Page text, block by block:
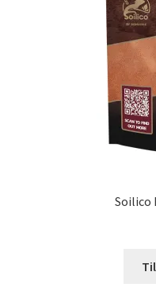
Soilico